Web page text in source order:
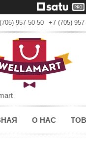
957-50-50 +7 (705)
О НАС